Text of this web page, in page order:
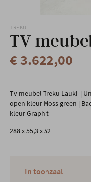
TREKU
TV
€ 3.622,00
Tv meubel Treku Lauki |
open kleur Moss green |
kleur Graphit
288 x 55,3 x 52
In toonzaal